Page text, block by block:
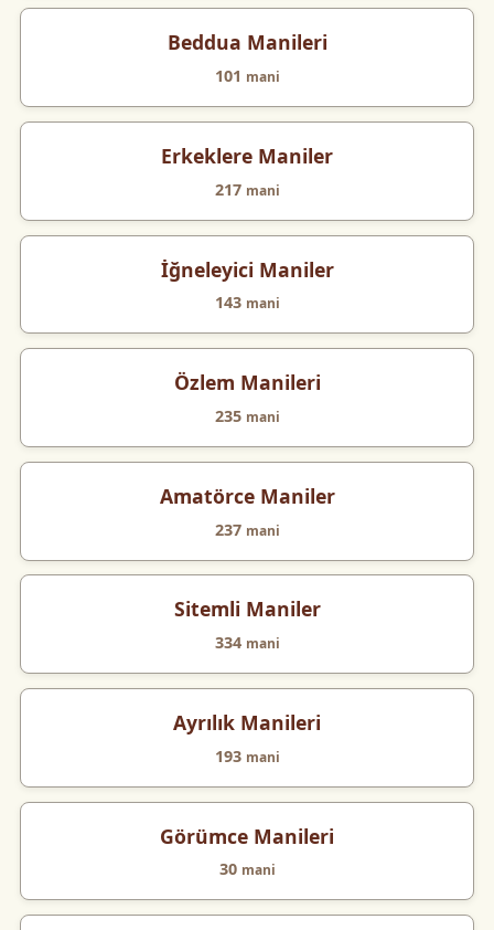
Beddua Manileri
101 mani
Erkeklere Maniler
217 mani
İğneleyici Maniler
143 mani
Özlem Manileri
235 mani
Amatörce Maniler
237 mani
Sitemli Maniler
334 mani
Ayrılık Manileri
193 mani
Görümce Manileri
30 mani